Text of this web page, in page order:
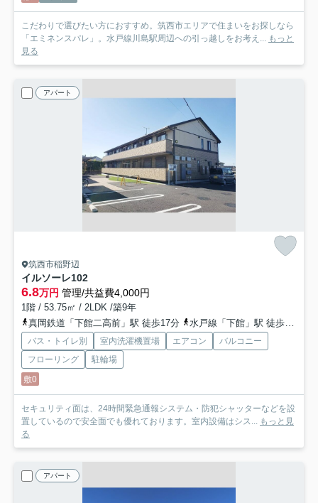
こだわりで選びたい方におすすめ。筑西市エリアで住まいをお探しなら
「エミネンスパレ」。水戸線川島駅周辺への引っ越しをお考え...
もっと
見る
アパート
筑西市稲野辺
イルソーレ102
6.8万円 管理/共益費4,000円
1階 / 53.75㎡ / 2LDK /築9年
真岡鉄道「下館二高前」駅 徒歩17分
水戸線「下館」駅 徒歩20分
バス・トイレ別 室内洗濯機置場 エアコン
バルコニー
フローリング
駐輪場
敷0
セキュリティ面は、24時間緊急通報システム・防犯シャッターなどを設
置しているので安全面でも優れております。室内設備はシス...
もっと見
る
アパート